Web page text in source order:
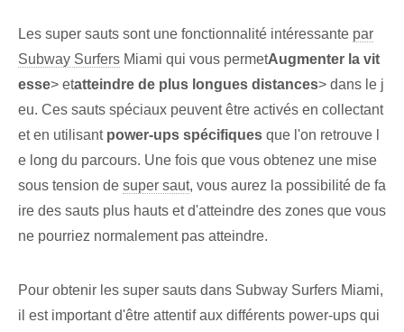
Les super sauts sont une fonctionnalité intéressante par
Subway Surfers Miami qui vous permetAugmenter la vit
esse> etatteindre de plus longues distances> dans le j
eu. Ces sauts spéciaux peuvent être activés en collectant
et⁢ en utilisant​ power-ups spécifiques que l'on retrouve l
e long du parcours. Une fois que vous obtenez une mise
sous tension de super saut, vous aurez la possibilité de fa
ire des sauts plus hauts‌ et d'atteindre des zones que vous
ne pourriez normalement pas atteindre.
Pour obtenir les ⁢super sauts dans Subway​ Surfers Miami,
il est important ⁢d'être attentif aux différents power-ups qui